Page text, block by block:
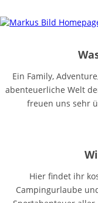
Ein Family,
abenteuerliche Welt
freuen uns sehr
Hier findet ihr
Campingurlaube